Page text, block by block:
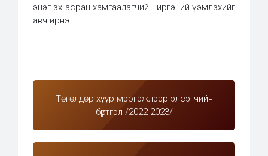
эцэг эх асран хамгаалагчийн иргэний үнэмлэхийг
авч ирнэ.
Төгөлдөр хуур мэргэжлээр элсэгчийн
бүртгэл /2022-2023/